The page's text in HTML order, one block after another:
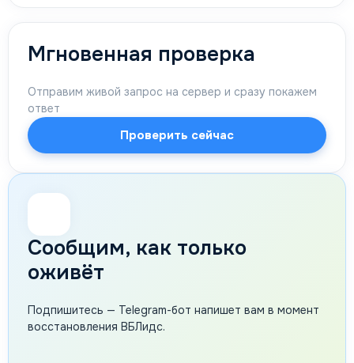
Мгновенная проверка
Отправим живой запрос на сервер и сразу покажем
ответ
Проверить сейчас
Сообщим, как только
оживёт
Подпишитесь — Telegram-бот напишет вам в момент
восстановления ВБЛидс.